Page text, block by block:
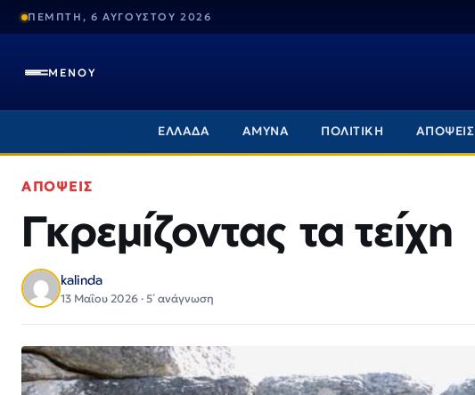
ΠΕΜΠΤΗ, 6 ΑΥΓΟΥΣΤΟΥ 2026
ΜΕΝΟΥ
ΕΛΛΑΔΑ ΑΜΥΝΑ ΠΟΛΙΤΙΚΗ ΑΠΟΨΕΙΣ
ΑΠΟΨΕΙΣ
Γκρεμίζοντας τα τείχη
kalinda
13 Μαΐου 2026 · 5΄ ανάγνωση